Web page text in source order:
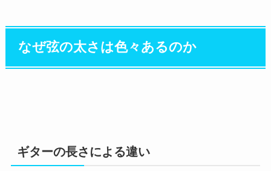
なぜ弦の太さは色々あるのか
ギターの長さによる違い